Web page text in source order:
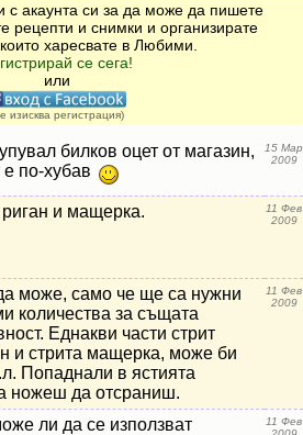
с акаунта си за да може да пишете
рецепти и снимки и организирате
харесвате в Любими.
се сега!
или
изисква регистрация)
билков оцет от магазин,
е по-хубав
15 Мар
2009
и мащерка.
11 Фев
2009
може, само че ще са нужни
количества за същата
Еднакви части стрит
и стрита мащерка, може би
Попаднали в ястията
ножеш да отсраниш.
11 Фев
2009
ли да се използват
11 Фев